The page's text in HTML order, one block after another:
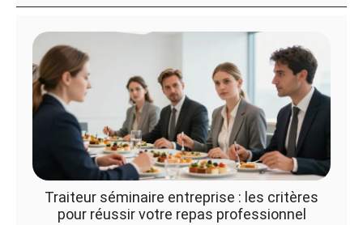
Traiteur séminaire entreprise : les critères
pour réussir votre repas professionnel